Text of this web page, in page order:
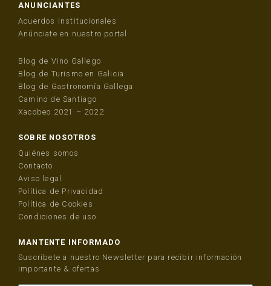
ANUNCIANTES
Acuerdos Institucionales
Anúnciate en nuestro portal
Blog de Vino Gallego
Blog de Turismo en Galicia
Blog de Gastronomía Gallega
Camino de Santiago
Xacobeo 2021 – 2022
SOBRE NOSOTROS
Quiénes somos
Contacto
Aviso legal
Política de Privacidad
Política de Cookies
Condiciones de uso
MANTENTE INFORMADO
Suscríbete a nuestro Newsletter para recibir información
importante & ofertas